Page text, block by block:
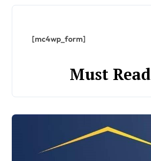
[mc4wp_form]
Must Read